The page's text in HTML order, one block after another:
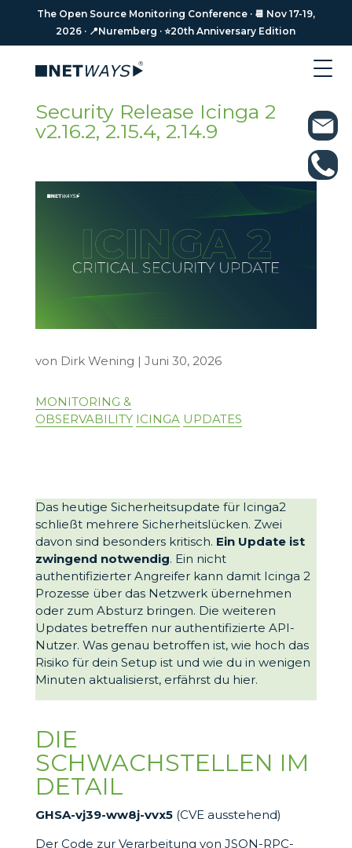
The Open Source Monitoring Conference · 📆 Nov 17-19,
2026 · 📍Nuremberg · ⭐️20th Anniversary Edition
The Open Source Monitoring Conference · 📆 Nov 17-19,
2026 · 📍Nuremberg · ⭐️20th Anniversary Edition
Security Release Icinga 2
v2.16.2, 2.15.4, 2.14.9
von Dirk Wening | Juni 30, 2026
MONITORING &
OBSERVABILITY ICINGA UPDATES
Das heutige Sicherheitsupdate für Icinga2
schließt mehrere Sicherheitslücken. Zwei
davon sind besonders kritisch. Ein Update ist
zwingend notwendig. Ein nicht
authentifizierter Angreifer kann damit Icinga 2
Prozesse über das Netzwerk übernehmen
oder zum Absturz bringen. Die weiteren
Updates betreffen nur authentifizierte API-
Nutzer. Was genau betroffen ist, wie hoch das
Risiko für dein Setup ist und wie du in wenigen
Minuten aktualisierst, erfährst du hier.
DIE
SCHWACHSTELLEN IM
DETAIL
GHSA-vj39-ww8j-vvx5 (CVE ausstehend)
Der Code zur Verarbeitung von JSON-RPC-